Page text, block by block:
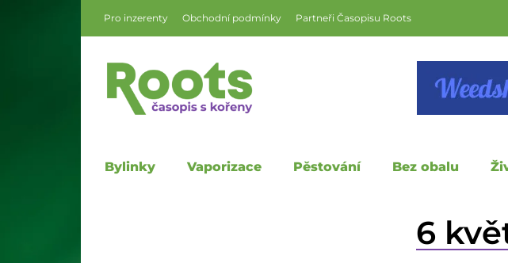
Pro inzerenty Obchodní podmínky Partneři Časopisu Roots
Bylinky Vaporizace Pěstování Bez obalu
6